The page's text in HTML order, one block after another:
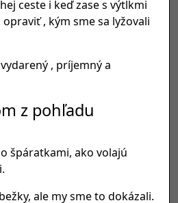
ceste i keď zase s výtlkmi
, kým sme sa lyžovali
, príjemný a
z pohľadu
špáratkami, ako volajú
ale my sme to dokázali.